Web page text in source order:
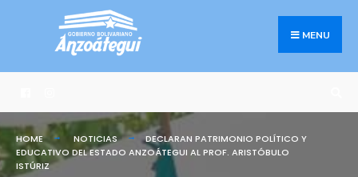
MENU
HOME NOTICIAS
DECLARAN PATRIMONIO POLÍTICO Y
EDUCATIVO DEL ESTADO ANZOÁTEGUI AL PROF. ARISTÓBULO
ISTÚRIZ
Search